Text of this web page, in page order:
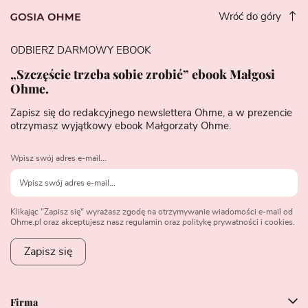
Wróć do góry
Firma
ODBIERZ DARMOWY EBOOK
„Szczęście trzeba sobie zrobić” ebook Małgosi
Ohme.
Zapisz się do redakcyjnego newslettera Ohme, a w prezencie
otrzymasz wyjątkowy ebook Małgorzaty Ohme.
Wpisz swój adres e-mail...
Klikając "Zapisz się" wyrażasz zgodę na otrzymywanie wiadomości e-mail od
Ohme.pl oraz akceptujesz nasz regulamin oraz politykę prywatności i cookies.
Zapisz się